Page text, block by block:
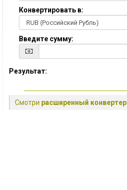
Конвертировать в:
Введите сумму:
Результат:
Смотри расширенный конвертер